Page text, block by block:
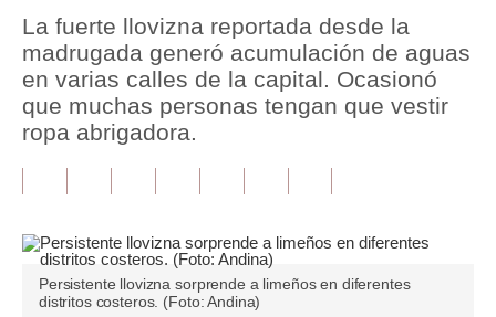
Política
Tu Dinero
Plus G
Opinión
La fuerte llovizna reportada desde la
madrugada generó acumulación de aguas
en varias calles de la capital. Ocasionó
que muchas personas tengan que vestir
ropa abrigadora.
Persistente llovizna sorprende a limeños en diferentes
distritos costeros. (Foto: Andina)